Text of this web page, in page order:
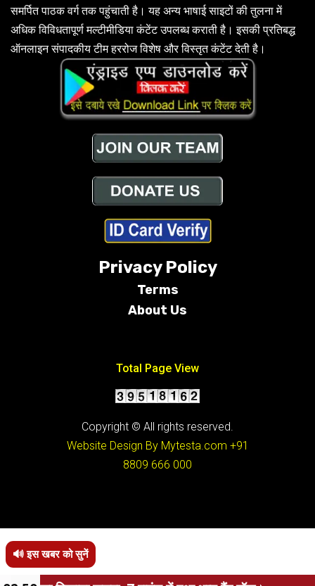
समर्पित पाठक वर्ग तक पहुंचाती है। यह अन्य भाषाई साइटों की तुलना में
अधिक विविधतापूर्ण मल्टीमीडिया कंटेंट उपलब्ध कराती है। इसकी प्रतिबद्ध
ऑनलाइन संपादकीय टीम हररोज विशेष और विस्तृत कंटेंट देती है।
Privacy Policy
Terms
About Us
Total Page View
Copyright © All rights reserved.
Website Design By Mytesta.com +91
8809 666 000
🔊 इस खबर को सुनें